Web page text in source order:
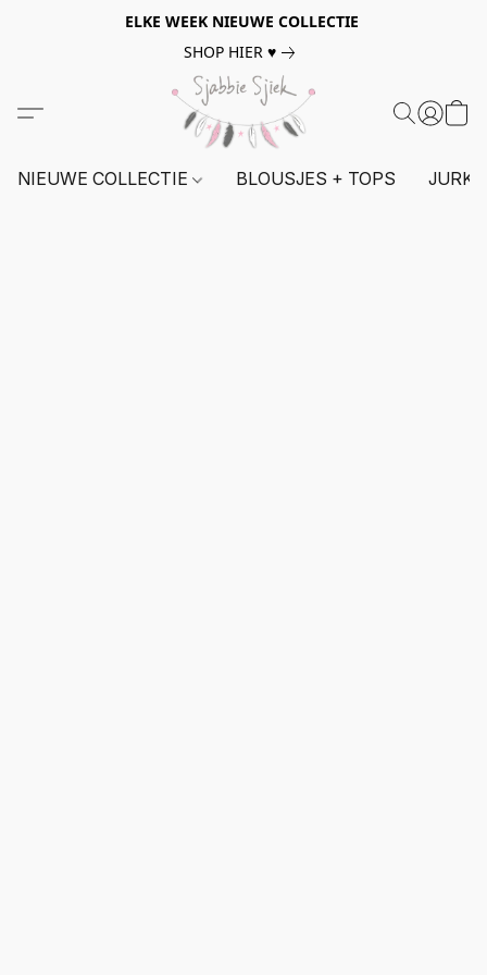
ELKE WEEK NIEUWE COLLECTIE
SHOP HIER ♥
NIEUWE COLLECTIE BLOUSJES + TOPS